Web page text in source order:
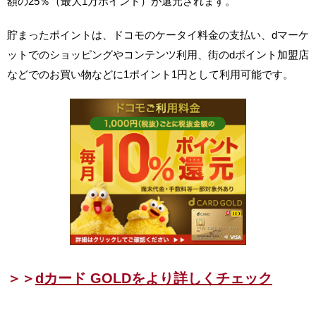
貯まったポイントは、ドコモのケータイ料金の支払い、dマーケ
ットでのショッピングやコンテンツ利用、街のdポイント加盟店
などでのお買い物などに1ポイント1円として利用可能です。
＞＞dカード GOLDをより詳しくチェック